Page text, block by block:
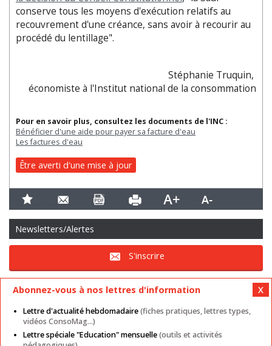
conserve tous les moyens d'exécution relatifs au
recouvrement d'une créance, sans avoir à recourir au
procédé du lentillage".
Stéphanie Truquin,
économiste à l'Institut national de la consommation
Pour en savoir plus, consultez les documents de l'INC :
Bénéficier d'une aide pour payer sa facture d'eau
Les factures d'eau
Être averti d'une mise à jour
Newsletters/Alertes
S'inscrire
Mentions légales Nos autres sites CGU
Abonnez-vous à nos lettres d'information
Lettre d'actualité hebdomadaire(fiches pratiques, lettres types,
vidéos ConsoMag...)
Lettre spéciale "Education" mensuelle(outils et activités